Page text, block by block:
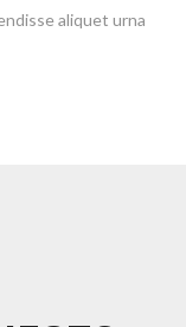
aliquet urna